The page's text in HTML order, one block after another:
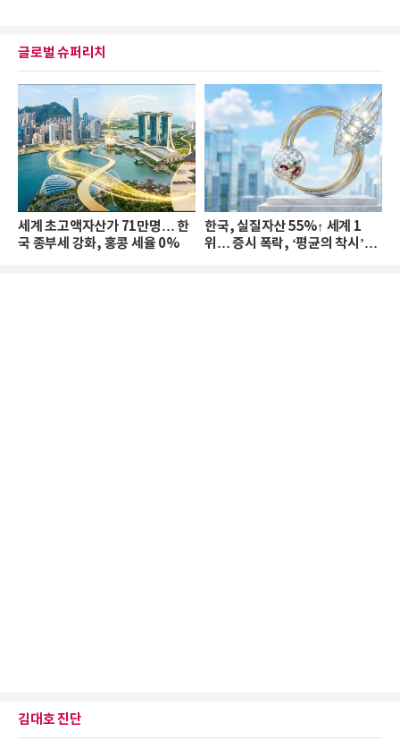
글로벌 슈퍼리치
세계 초고액자산가 71만명… 한
국 종부세 강화, 홍콩 세율 0%
한국, 실질자산 55%↑ 세계 1
위… 증시 폭락, ‘평균의 착시’와
김대호 진단